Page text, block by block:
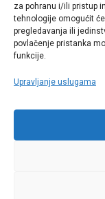
za pohranu i/ili pristup
tehnologije omogućit
pregledavanja ili
povlačenje pristanka
funkcije.
Upravljanje uslugama
SUSTAV